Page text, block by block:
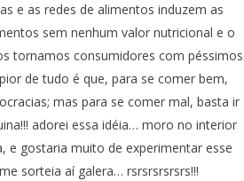
e as redes de alimentos induzem as
sem nenhum valor nutricional e o
tornamos consumidores com péssimos
de tudo é que, para se comer bem,
mas para se comer mal, basta ir
adorei essa idéia… moro no interior
e gostaria muito de experimentar esse
sorteia aí galera… rsrsrsrsrsrs!!!